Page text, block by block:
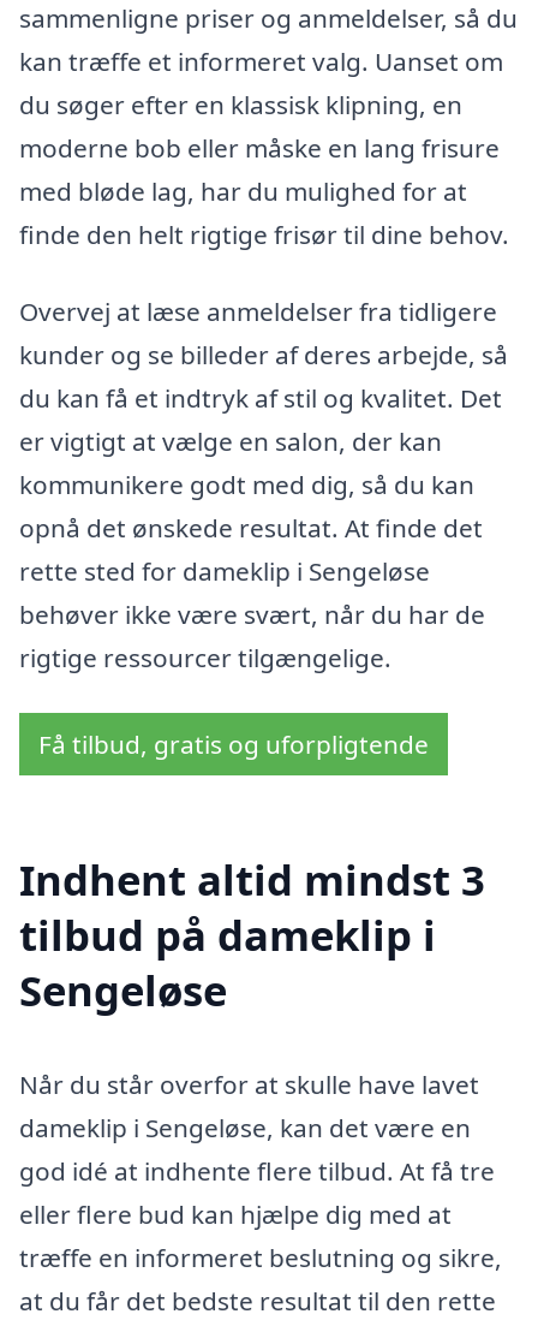
sammenligne priser og anmeldelser, så du
kan træffe et informeret valg. Uanset om
du søger efter en klassisk klipning, en
moderne bob eller måske en lang frisure
med bløde lag, har du mulighed for at
finde den helt rigtige frisør til dine behov.
Overvej at læse anmeldelser fra tidligere
kunder og se billeder af deres arbejde, så
du kan få et indtryk af stil og kvalitet. Det
er vigtigt at vælge en salon, der kan
kommunikere godt med dig, så du kan
opnå det ønskede resultat. At finde det
rette sted for dameklip i Sengeløse
behøver ikke være svært, når du har de
rigtige ressourcer tilgængelige.
Få tilbud, gratis og uforpligtende
Indhent altid mindst 3
tilbud på dameklip i
Sengeløse
Når du står overfor at skulle have lavet
dameklip i Sengeløse, kan det være en
god idé at indhente flere tilbud. At få tre
eller flere bud kan hjælpe dig med at
træffe en informeret beslutning og sikre,
at du får det bedste resultat til den rette